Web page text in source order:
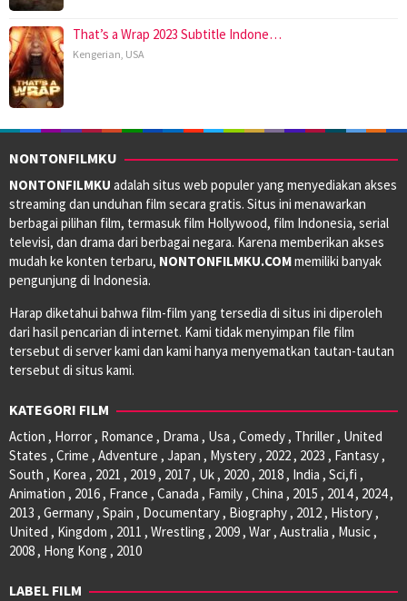
That’s a Wrap 2023 Subtitle Indone…
Kengerian, USA
NONTONFILMKU
NONTONFILMKU adalah situs web populer yang menyediakan akses
streaming dan unduhan film secara gratis. Situs ini menawarkan
berbagai pilihan film, termasuk film Hollywood, film Indonesia, serial
televisi, dan drama dari berbagai negara. Karena memberikan akses
mudah ke konten terbaru, NONTONFILMKU.COMmemiliki banyak
pengunjung di Indonesia.
Harap diketahui bahwa film-film yang tersedia di situs ini diperoleh
dari hasil pencarian di internet. Kami tidak menyimpan file film
tersebut di server kami dan kami hanya menyematkan tautan-tautan
tersebut di situs kami.
KATEGORI FILM
Action , Horror , Romance , Drama , Usa , Comedy , Thriller , United
States , Crime , Adventure , Japan , Mystery , 2022 , 2023 , Fantasy ,
South , Korea , 2021 , 2019 , 2017 , Uk , 2020 , 2018 , India , Sci,fi ,
Animation , 2016 , France , Canada , Family , China , 2015 , 2014 , 2024 ,
2013 , Germany , Spain , Documentary , Biography , 2012 , History ,
United , Kingdom , 2011 , Wrestling , 2009 , War , Australia , Music ,
2008 , Hong Kong , 2010
LABEL FILM